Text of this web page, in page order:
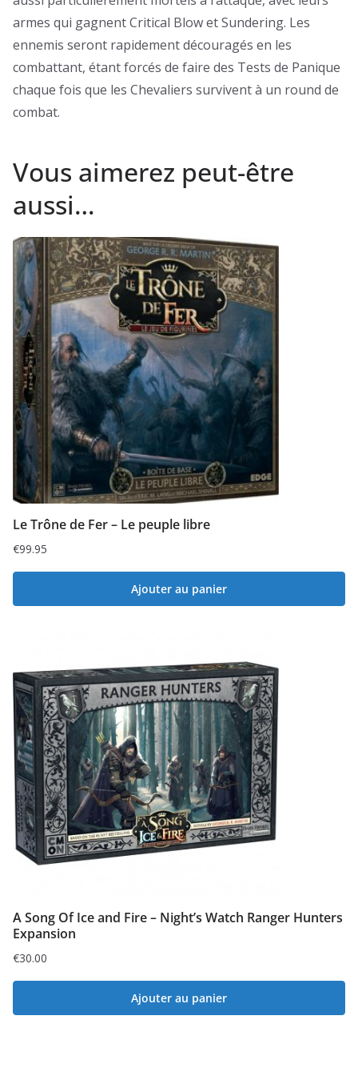
armes qui gagnent Critical Blow et Sundering. Les
ennemis seront rapidement découragés en les
combattant, étant forcés de faire des Tests de Panique
chaque fois que les Chevaliers survivent à un round de
combat.
Vous aimerez peut-être
aussi…
Le Trône de Fer – Le peuple libre
€99.95
Ajouter au panier
A Song Of Ice and Fire – Night’s Watch Ranger Hunters
Expansion
€30.00
Ajouter au panier